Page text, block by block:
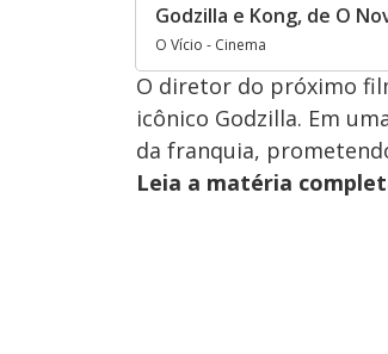
Godzilla e Kong, de O
O Vício - Cinema
O diretor do próximo
icônico Godzilla. Em
da franquia,
Leia a matéria